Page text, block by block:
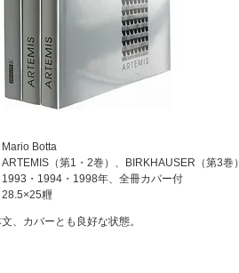
Botta
（第1・2巻）、BIRKHAUSER（第3巻）
・1994・1998年、全冊カバー付
糎
、カバーとも良好な状態。